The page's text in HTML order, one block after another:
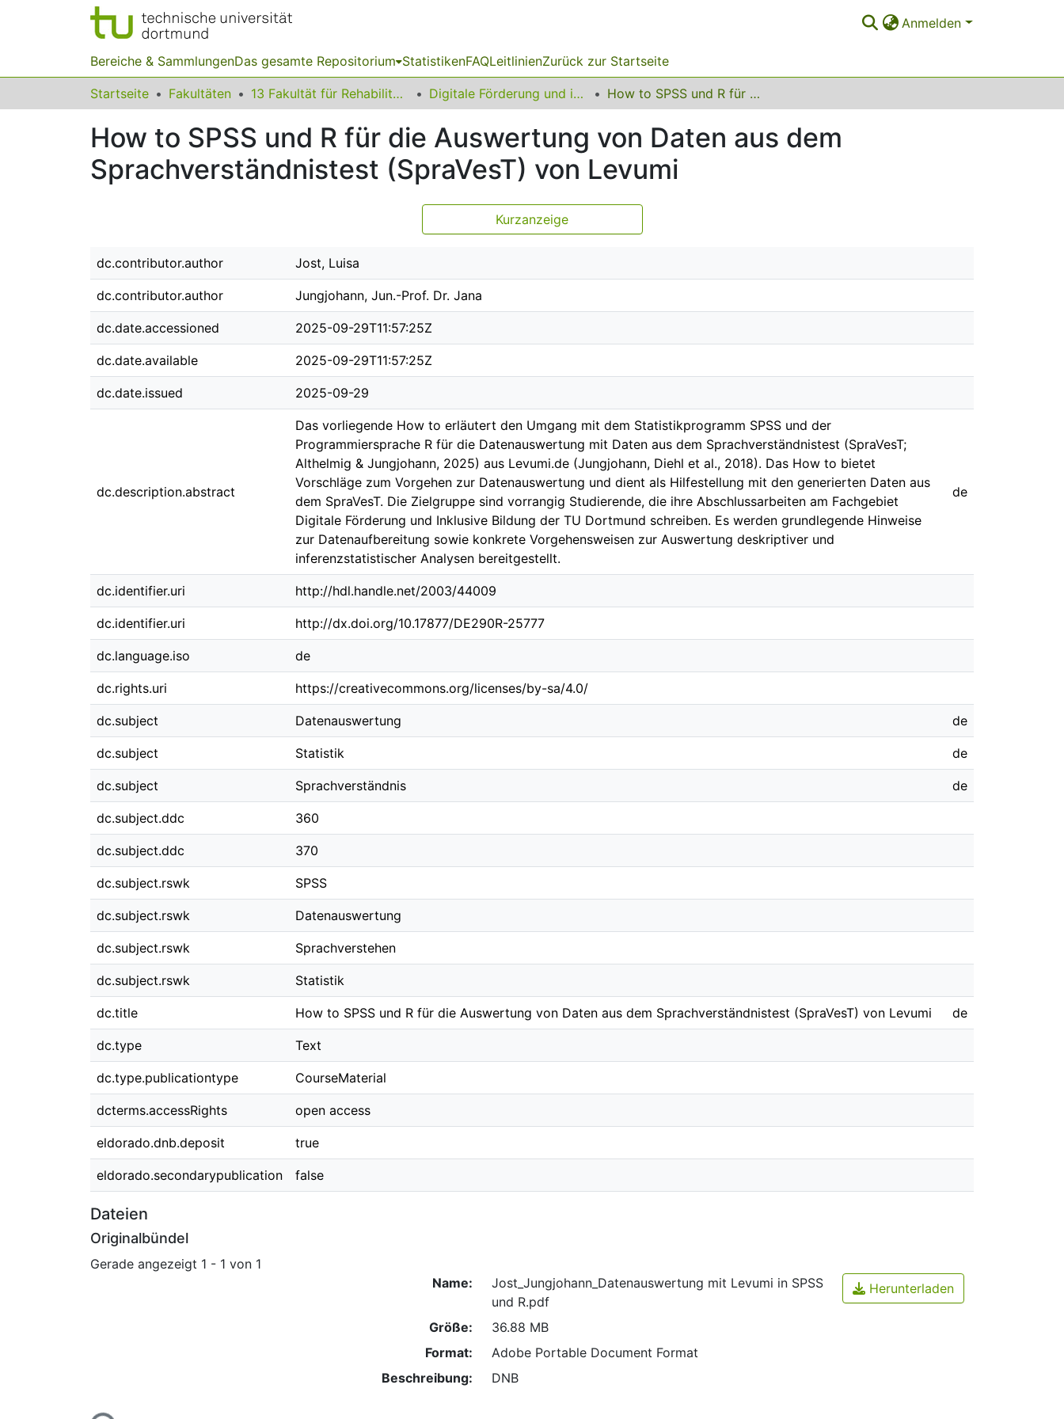
Anmelden
Bereiche & SammlungenDas gesamte Repositorium StatistikenFAQLeitlinienZurück zur Startseite
Startseite Fakultäten 13 Fakultät für Rehabilitationswissenschaften Digitale Förderung und inklusive Bildung How to SPSS und R für die Auswertung von Daten aus dem Sprachverständnistest (SpraVesT) von Levumi
How to SPSS und R für die Auswertung von Daten aus dem
Sprachverständnistest (SpraVesT) von Levumi
Kurzanzeige
dc.contributor.author Jost, Luisa
dc.contributor.author Jungjohann, Jun.-Prof. Dr. Jana
dc.date.accessioned 2025-09-29T11:57:25Z
dc.date.available 2025-09-29T11:57:25Z
dc.date.issued 2025-09-29
dc.description.abstract
Das vorliegende How to erläutert den Umgang mit dem Statistikprogramm SPSS und der
Programmiersprache R für die Datenauswertung mit Daten aus dem Sprachverständnistest (SpraVesT;
Althelmig & Jungjohann, 2025) aus Levumi.de (Jungjohann, Diehl et al., 2018). Das How to bietet
Vorschläge zum Vorgehen zur Datenauswertung und dient als Hilfestellung mit den generierten Daten aus
dem SpraVesT. Die Zielgruppe sind vorrangig Studierende, die ihre Abschlussarbeiten am Fachgebiet
Digitale Förderung und Inklusive Bildung der TU Dortmund schreiben. Es werden grundlegende Hinweise
zur Datenaufbereitung sowie konkrete Vorgehensweisen zur Auswertung deskriptiver und
inferenzstatistischer Analysen bereitgestellt.
de
dc.identifier.uri http://hdl.handle.net/2003/44009
dc.identifier.uri http://dx.doi.org/10.17877/DE290R-25777
dc.language.iso de
dc.rights.uri https://creativecommons.org/licenses/by-sa/4.0/
dc.subject Datenauswertung de
dc.subject Statistik de
dc.subject Sprachverständnis de
dc.subject.ddc 360
dc.subject.ddc 370
dc.subject.rswk SPSS
dc.subject.rswk Datenauswertung
dc.subject.rswk Sprachverstehen
dc.subject.rswk Statistik
dc.title How to SPSS und R für die Auswertung von Daten aus dem Sprachverständnistest (SpraVesT) von Levumi de
dc.type Text
dc.type.publicationtype CourseMaterial
dcterms.accessRights open access
eldorado.dnb.deposit true
eldorado.secondarypublication false
Dateien
Originalbündel
Gerade angezeigt 1 - 1 von 1
Name:
Jost_Jungjohann_Datenauswertung mit Levumi in SPSS
und R.pdf
Größe:
36.88 MB
Format:
Adobe Portable Document Format
Beschreibung:
DNB
Herunterladen